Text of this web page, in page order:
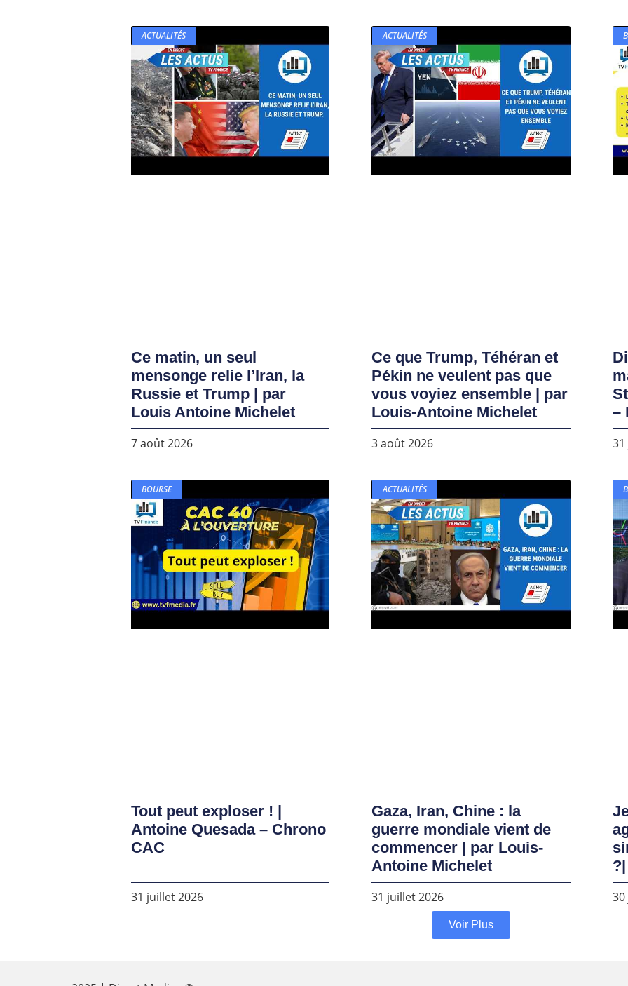
ACTUALITÉS
Ce matin, un seul
mensonge relie l’Iran, la
Russie et Trump | par
Louis Antoine Michelet
7 août 2026
ACTUALITÉS
Ce que Trump, Téhéran et
Pékin ne veulent pas que
vous voyiez ensemble | par
Louis-Antoine Michelet
3 août 2026
–
BOURSE
Tout peut exploser ! |
Antoine Quesada – Chrono
CAC
31 juillet 2026
ACTUALITÉS
Gaza, Iran, Chine : la
guerre mondiale vient de
commencer | par Louis-
Antoine Michelet
31 juillet 2026
Voir Plus